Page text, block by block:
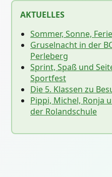
AKTUELLES
Sommer, Sonne,
Gruselnacht in der
Perleberg
Sprint, Spaß und
Sportfest
Die 5. Klassen zu
Pippi, Michel, Ronja
der Rolandschule